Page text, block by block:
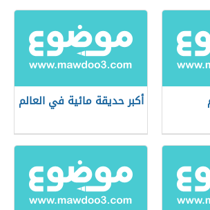
أكبر حديقة مائية في العالم